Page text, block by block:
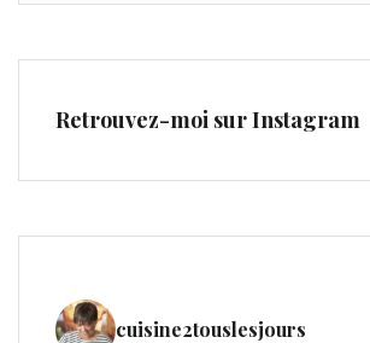
Retrouvez-moi sur Instagram
cuisine2touslesjours